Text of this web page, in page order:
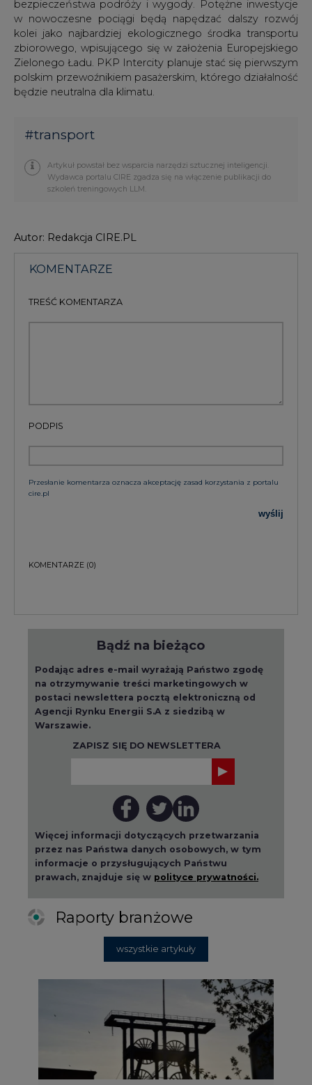
bezpieczeństwa podróży i wygody. Potężne inwestycje
w nowoczesne pociągi będą napędzać dalszy rozwój
kolei jako najbardziej ekologicznego środka transportu
zbiorowego, wpisującego się w założenia Europejskiego
Zielonego Ładu. PKP Intercity planuje stać się pierwszym
polskim przewoźnikiem pasażerskim, którego działalność
będzie neutralna dla klimatu.
#transport
Artykuł powstał bez wsparcia narzędzi sztucznej inteligencji.
Wydawca portalu CIRE zgadza się na włączenie publikacji do
szkoleń treningowych LLM.
Autor: Redakcja CIRE.PL
KOMENTARZE
TREŚĆ KOMENTARZA
PODPIS
Przesłanie komentarza oznacza akceptację zasad korzystania z portalu
cire.pl
wyślij
KOMENTARZE (0)
Bądź na bieżąco
Podając adres e-mail wyrażają Państwo zgodę
na otrzymywanie treści marketingowych w
postaci newslettera pocztą elektroniczną od
Agencji Rynku Energii S.A z siedzibą w
Warszawie.
ZAPISZ SIĘ DO NEWSLETTERA
Więcej informacji dotyczących przetwarzania
przez nas Państwa danych osobowych, w tym
informacje o przysługujących Państwu
prawach, znajduje się w polityce prywatności.
Raporty branżowe
wszystkie artykuły